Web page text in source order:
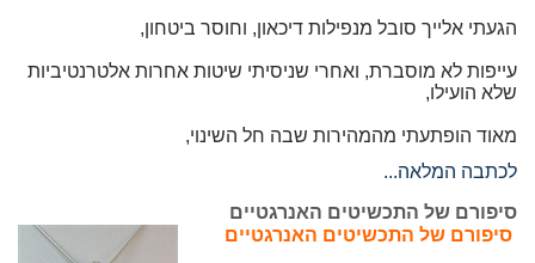
הגעתי אלייך סובל מנפילות דיכאון, וחוסר ביטחון,
עייפות לא מוסברת, ואחרי שניסיתי שיטות אחרות אלטרנטיביות
שלא הועילו,
מאוד הופתעתי מהמהירות שבה חל השינוי,
לכתבה המלאה...
סיפורם של התכשיטים האנרגטיים
סיפורם של התכשיטים האנרגטיים